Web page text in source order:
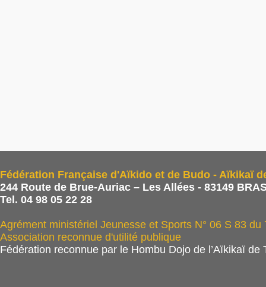
Fédération Française d'Aïkido et de Budo - Aïkikaï
244 Route de Brue-Auriac – Les Allées - 83149
Tel. 04 98 05 22 28
Agrément ministériel Jeunesse et Sports N° 06 S 83
Association reconnue d'utilité publique
Fédération reconnue par le Hombu Dojo de l’Aïkikaï de